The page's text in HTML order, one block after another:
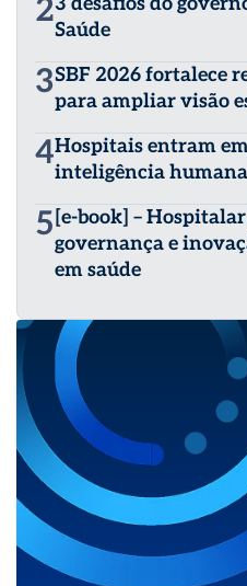
2Saúde
3SBF 2026 fortalece
para ampliar visão
4Hospitais entram
inteligência
5 [e-book] –
governança e
em saúde